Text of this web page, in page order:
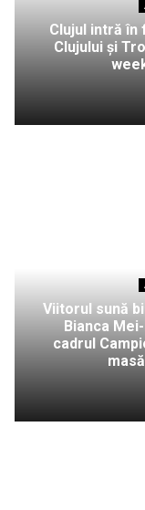
Clujul intră în
Clujului și
Viitorul sună
Bianca
cadrul